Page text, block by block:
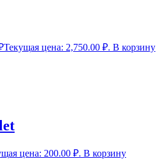
Текущая цена: 2,750.00 ₽. В корзину
цена: 200.00 ₽. В корзину